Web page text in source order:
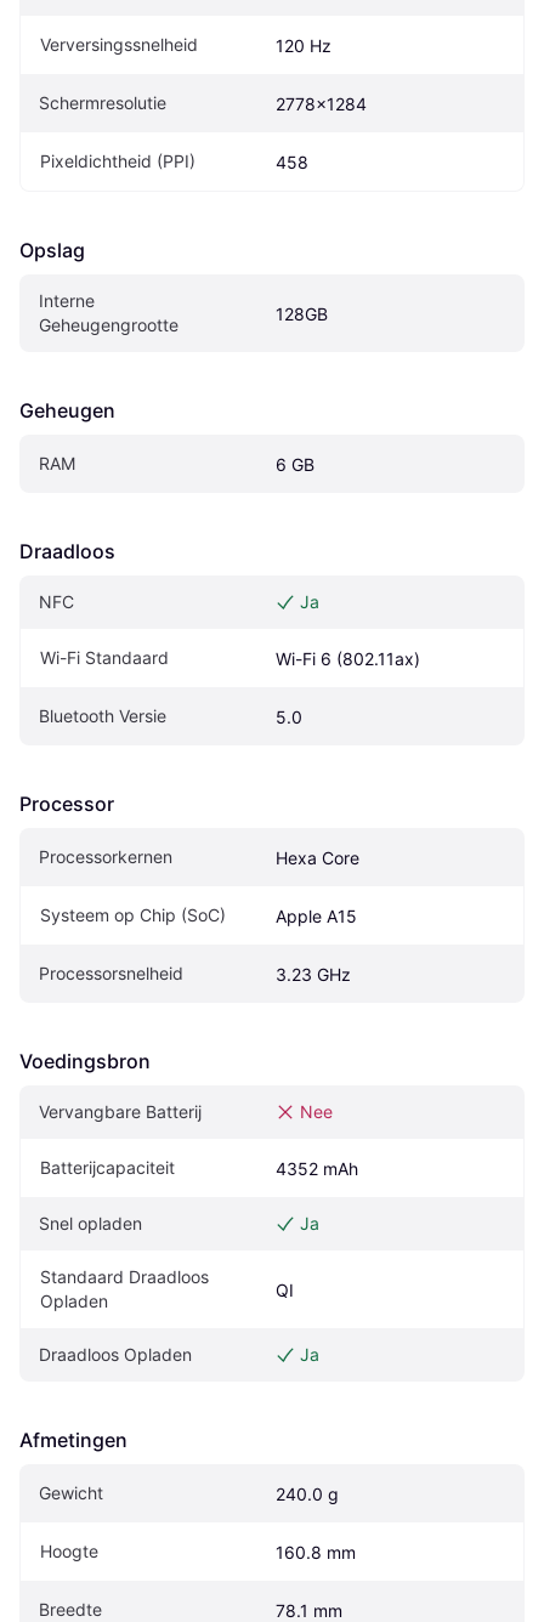
Verversingssnelheid 120 Hz
Schermresolutie 2778x1284
Pixeldichtheid (PPI) 458
Opslag
Interne
Geheugengrootte
128GB
Geheugen
RAM 6 GB
Draadloos
NFC Ja
Wi-Fi Standaard Wi-Fi 6 (802.11ax)
Bluetooth Versie 5.0
Processor
Processorkernen Hexa Core
Systeem op Chip (SoC) Apple A15
Processorsnelheid 3.23 GHz
Voedingsbron
Vervangbare Batterij Nee
Batterijcapaciteit 4352 mAh
Snel opladen Ja
Standaard Draadloos
Opladen
QI
Draadloos Opladen Ja
Afmetingen
Gewicht 240.0 g
Hoogte 160.8 mm
Breedte 78.1 mm